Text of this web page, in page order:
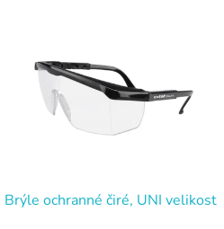
Brýle ochranné čiré, UNI velikost